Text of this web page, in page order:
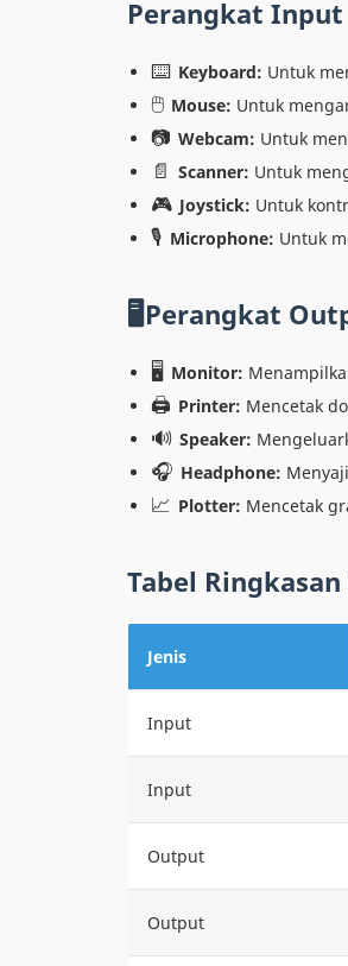
Perangkat
⌨️ Keyboard: Untuk
🖱️ Mouse: Untuk
📷 Webcam: Untuk
📄 Scanner: Untuk
🎮 Joystick: Untuk
🎙️ Microphone: Untuk
🖥Perangkat
🖥️ Monitor:
🖨️ Printer: Mencetak
🔊 Speaker:
🎧 Headphone:
📈 Plotter: Mencetak
Tabel
Jenis
Input
Input
Output
Output